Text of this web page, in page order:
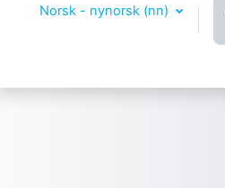
Norsk - nynorsk ‎(nn)‎